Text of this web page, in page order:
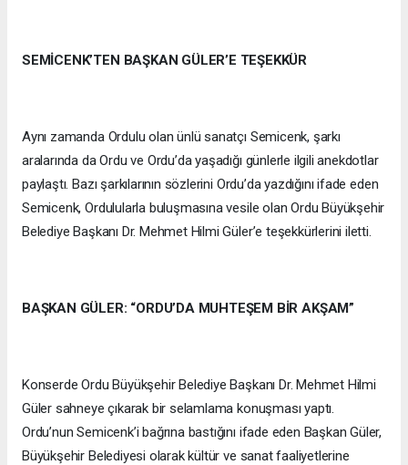
SEMİCENK’TEN BAŞKAN GÜLER’E TEŞEKKÜR
Aynı zamanda Ordulu olan ünlü sanatçı Semicenk, şarkı
aralarında da Ordu ve Ordu’da yaşadığı günlerle ilgili anekdotlar
paylaştı. Bazı şarkılarının sözlerini Ordu’da yazdığını ifade eden
Semicenk, Ordulularla buluşmasına vesile olan Ordu Büyükşehir
Belediye Başkanı Dr. Mehmet Hilmi Güler’e teşekkürlerini iletti.
BAŞKAN GÜLER: “ORDU’DA MUHTEŞEM BİR AKŞAM”
Konserde Ordu Büyükşehir Belediye Başkanı Dr. Mehmet Hilmi
Güler sahneye çıkarak bir selamlama konuşması yaptı.
Ordu’nun Semicenk’i bağrına bastığını ifade eden Başkan Güler,
Büyükşehir Belediyesi olarak kültür ve sanat faaliyetlerine